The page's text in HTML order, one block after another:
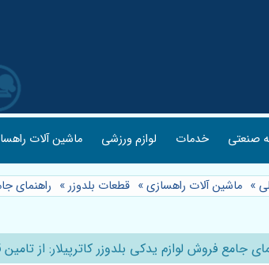
صنعتی خدمات لوازم ورزشی ماشین آلات
» ماشین آلات راهسازی» قطعات بلدوزر» راهنمای
جامع فروش لوازم یدکی بلدوزر کاترپیلار: از